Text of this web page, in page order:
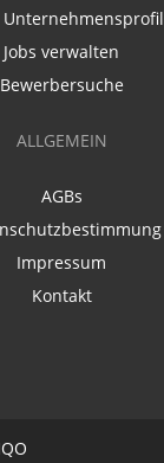
Jobs verwalten
Bewerbersuche
ALLGEMEIN
AGBs
Impressum
Kontakt